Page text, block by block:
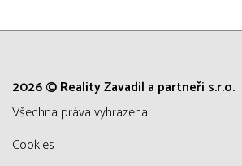
2026 © Reality Zavadil a partneři s.r.o.
všechna práva vyhrazena
Cookies